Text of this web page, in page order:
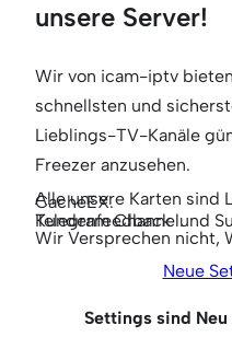
unsere Server!
Wir von icam-iptv
schnellsten und
Lieblings-TV-Kanäle
Freezer anzusehen.
Alle unsere Karten sind
CacheEX.
Kundenfeedback und Support via eigenem Telegram Channel.
Wir Versprechen nicht,
Neue
Settings sind